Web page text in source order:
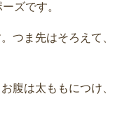
ズです。
つま先はそろえて、
腹は太ももにつけ、